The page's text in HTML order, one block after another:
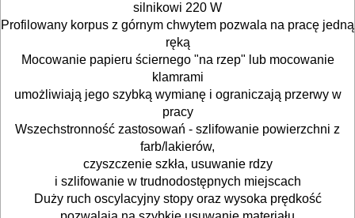
pilarki
piły
betonu
komórkowego
piły
silnikowi 220 W
Profilowany korpus z górnym chwytem pozwala na pracę jedną
ręką
Mocowanie papieru ściernego "na rzep" lub mocowanie
klamrami
umożliwiają jego szybką wymianę i ograniczają przerwy w
pracy
Wszechstronność zastosowań - szlifowanie powierzchni z
farb/lakierów,
czyszczenie szkła, usuwanie rdzy
i szlifowanie w trudnodostępnych miejscach
Duży ruch oscylacyjny stopy oraz wysoka prędkość